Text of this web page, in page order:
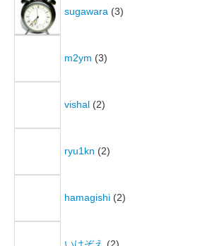
sugawara (3)
m2ym (3)
vishal (2)
ryu1kn (2)
hamagishi (2)
いけぞえ (2)